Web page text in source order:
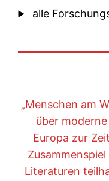
alle
„Menschen am
über
Europa zur
Literaturen